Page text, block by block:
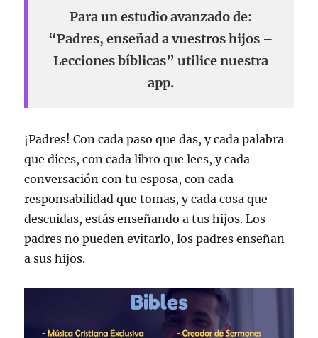
Para un estudio avanzado de:
“Padres, enseñad a vuestros hijos –
Lecciones bíblicas” utilice nuestra
app.
¡Padres! Con cada paso que das, y cada palabra
que dices, con cada libro que lees, y cada
conversación con tu esposa, con cada
responsabilidad que tomas, y cada cosa que
descuidas, estás enseñando a tus hijos. Los
padres no pueden evitarlo, los padres enseñan
a sus hijos.